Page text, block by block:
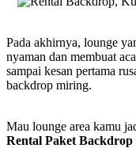
Pada akhirnya, lounge
nyaman dan membuat
sampai kesan pertama
backdrop miring.
Mau lounge area kamu
Rental Paket